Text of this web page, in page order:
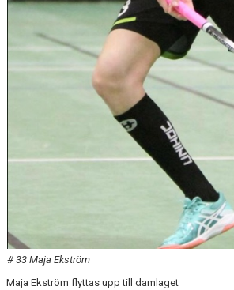
# 33 Maja Ekström
Maja Ekström flyttas upp till damlaget